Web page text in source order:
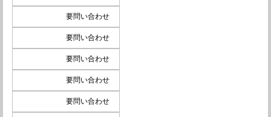
要問い合わせ
要問い合わせ
要問い合わせ
要問い合わせ
要問い合わせ